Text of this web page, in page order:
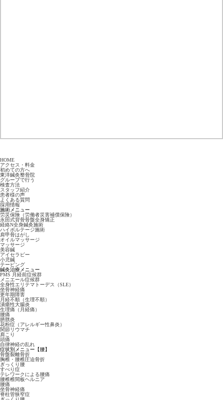
HOME
アクセス・料金
初めての方へ
東洋鍼灸整骨院
グループで行う
検査方法
スタッフ紹介
患者様の声
よくある質問
採用情報
施術メニュー
労災保険（労働者災害補償保険）
永田式背骨骨盤全身矯正
経絡N全身鍼灸施術
ハイボルテージ施術
肩甲骨はがし
オイルマッサージ
マッサージ
美容鍼
アイセラピー
小児鍼
テーピング
鍼灸治療メニュー
PMS 月経前症候群
メニエール症候群
全身性エリテマトーデス（SLE）
坐骨神経痛
更年期障害
月経不順（生理不順）
潰瘍性大腸炎
生理痛（月経痛）
腰痛
膀胱炎
花粉症（アレルギー性鼻炎）
関節リウマチ
肩こり
頭痛
自律神経の乱れ
症状別メニュー 【腰】
骨盤裂離骨折
胸椎・腰椎圧迫骨折
ぎっくり腰
すべり症
テレワークによる腰痛
腰椎椎間板ヘルニア
腰痛
坐骨神経痛
脊柱管狭窄症